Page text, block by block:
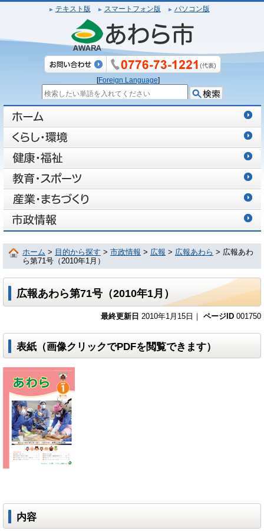
テキスト版 スマートフォン版 パソコン版
[Foreign Language]
ホーム > 目的から探す > 市政情報 > 広報 > 広報あわら > 広報あわ
ら第71号（2010年1月）
広報あわら第71号（2010年1月）
最終更新日 2010年1月15日｜ ページID 001750
表紙（画像クリックでPDFを閲覧できます）
内容